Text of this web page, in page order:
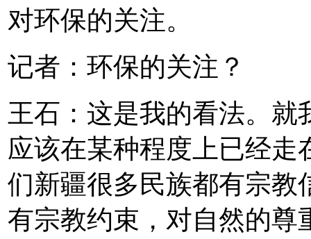
对环保的关注。
记者：环保的关注？
王石：这是我的看法。就
应该在某种程度上已经走
们新疆很多民族都有宗教
有宗教约束，对自然的尊